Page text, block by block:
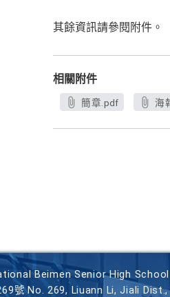
其餘資訊請參閱附件。
相關附件
簡章.pdf 海
Beimen Senior High School
號 No. 269, Liuann Li, Jiali